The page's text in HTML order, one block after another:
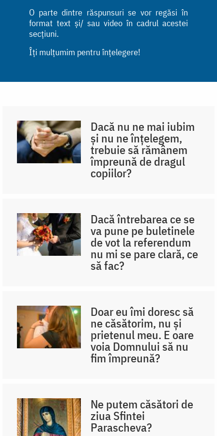
O parte dintre răspunsuri se vor regăsi în
format text și/ sau video în cadrul acestei
secțiuni.
Îți mulțumim pentru înțelegere!
Dacă nu ne mai iubim
și nu ne înțelegem,
trebuie să rămânem
împreună de dragul
copiilor?
Dacă întrebarea ce se
va pune pe buletinele
de vot la referendum
nu mi se pare clară, ce
să fac?
Doar eu îmi doresc să
ne căsătorim, nu și
prietenul meu. E oare
voia Domnului să nu
fim împreună?
Ne putem căsători de
ziua Sfintei
Parascheva?